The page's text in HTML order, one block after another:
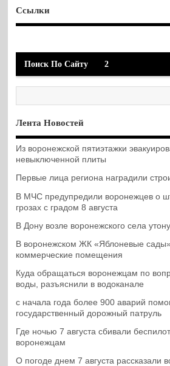
Ссылки
Поиск По Сайту 2
Лента Новостей
Из воронежской пятиэтажки
невыключенной плиты
Первые лица региона наградили
В МЧС предупредили воронежцев о
грозах с градом 8 августа
В Дону возле воронежского села
В воронежском ЖК «Яблоневые
коммерческие помещения
Куда обращаться воронежцам по
воды, разъяснили в водоканале
с начала года более 900 аварий
государственный дорожный патруль
Где ночью 7 августа сбивали
воронежцам
О погоде днем 7 августа рассказали